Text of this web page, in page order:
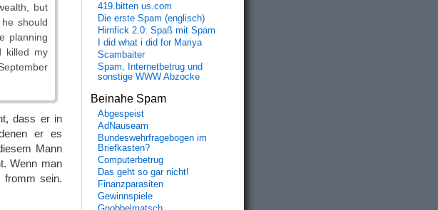
but
should
planning
killed my
dass er in
er es
Mann
Wenn man
fromm sein.
419.bitten us.com
Die erste Spam (englisch)
Hirnfick 2.0: Spaß mit Spam
I did what i did for Mariya
Scambaiter
Spam, Internetbetrug und
sonstige WWW Abzocke
Beinahe Spam
Abgespeist
AdNauseam
Bundeswehrfragebogen im
Briefkasten?
Computerbetrug
Das geht so gar nicht!
Finanzparasiten
Gewinnspiele